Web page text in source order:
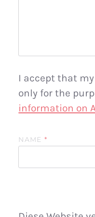
I accept that
only for the
information on
NAME *